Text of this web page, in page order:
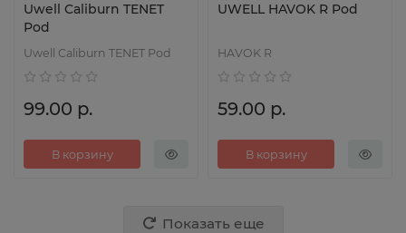
Uwell Caliburn TENET
Pod
Uwell Caliburn TENET Pod
99.00 р.
В корзину
UWELL HAVOK R Pod
HAVOK R
59.00 р.
В корзину
Показать еще